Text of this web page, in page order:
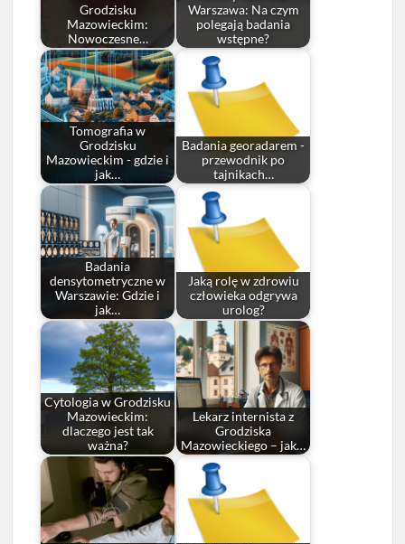
Grodzisku
Mazowieckim:
Nowoczesne…
Warszawa: Na czym
polegają badania
wstępne?
Tomografia w
Grodzisku
Mazowieckim - gdzie i
jak…
Badania georadarem -
przewodnik po
tajnikach…
Badania
densytometryczne w
Warszawie: Gdzie i
jak…
Jaką rolę w zdrowiu
człowieka odgrywa
urolog?
Cytologia w Grodzisku
Mazowieckim:
dlaczego jest tak
ważna?
Lekarz internista z
Grodziska
Mazowieckiego – jak…